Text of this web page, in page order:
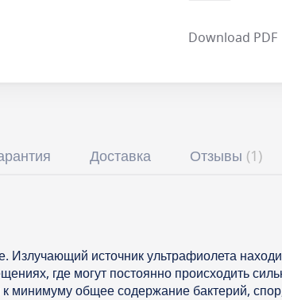
Download PDF
Доставка Отзывы 1
Излучающий источник ультрафиолета
где могут постоянно происходить
общее содержание бактерий,